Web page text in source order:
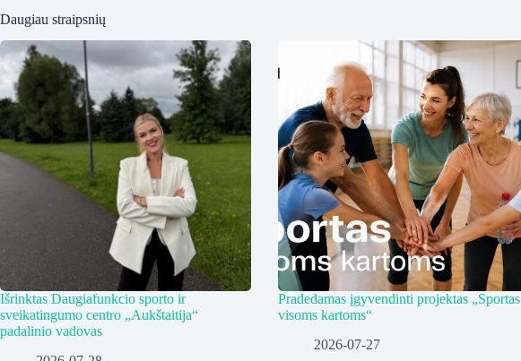
Daugiau straipsnių
Išrinktas Daugiafunkcio sporto ir
sveikatingumo centro „Aukštaitija“
padalinio vadovas
Pradedamas įgyvendinti projektas „Sportas
visoms kartoms“
2026-07-27